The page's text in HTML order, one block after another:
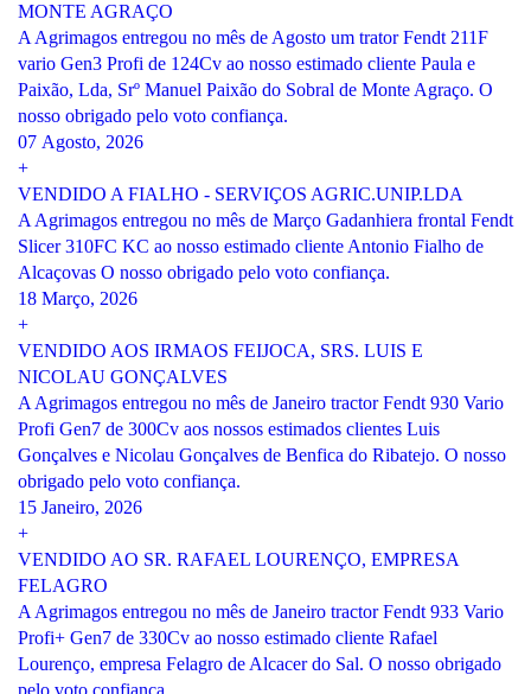
MONTE AGRAÇO
A Agrimagos entregou no mês de Agosto um trator Fendt 211F
vario Gen3 Profi de 124Cv ao nosso estimado cliente Paula e
Paixão, Lda, Srº Manuel Paixão do Sobral de Monte Agraço. O
nosso obrigado pelo voto confiança.
07 Agosto, 2026
+
VENDIDO A FIALHO - SERVIÇOS AGRIC.UNIP.LDA
A Agrimagos entregou no mês de Março Gadanhiera frontal Fendt
Slicer 310FC KC ao nosso estimado cliente Antonio Fialho de
Alcaçovas O nosso obrigado pelo voto confiança.
18 Março, 2026
+
VENDIDO AOS IRMAOS FEIJOCA, SRS. LUIS E
NICOLAU GONÇALVES
A Agrimagos entregou no mês de Janeiro tractor Fendt 930 Vario
Profi Gen7 de 300Cv aos nossos estimados clientes Luis
Gonçalves e Nicolau Gonçalves de Benfica do Ribatejo. O nosso
obrigado pelo voto confiança.
15 Janeiro, 2026
+
VENDIDO AO SR. RAFAEL LOURENÇO, EMPRESA
FELAGRO
A Agrimagos entregou no mês de Janeiro tractor Fendt 933 Vario
Profi+ Gen7 de 330Cv ao nosso estimado cliente Rafael
Lourenço, empresa Felagro de Alcacer do Sal. O nosso obrigado
pelo voto confiança.